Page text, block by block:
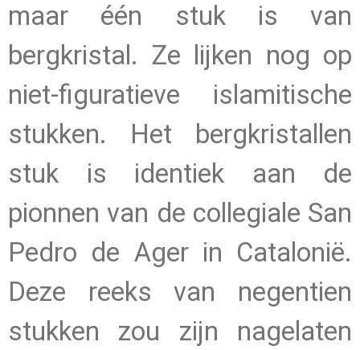
maar één stuk is van
bergkristal. Ze lijken nog op
niet-figuratieve islamitische
stukken. Het bergkristallen
stuk is identiek aan de
pionnen van de collegiale San
Pedro de Ager in Catalonië.
Deze reeks van negentien
stukken zou zijn nagelaten